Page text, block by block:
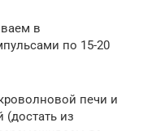
в
по 15-20
печи и
из